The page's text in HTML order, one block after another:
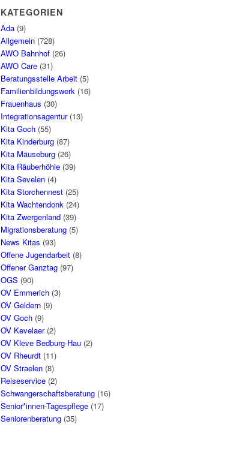
KATEGORIEN
Ada (9)
Allgemein (728)
AWO Bahnhof (26)
AWO Care (31)
Beratungsstelle Arbeit (5)
Familienbildungswerk (16)
Frauenhaus (30)
Integrationsagentur(13)
Kita Goch (55)
Kita Kinderburg (87)
Kita Mäuseburg (26)
Kita Räuberhöhle (39)
Kita Sevelen (4)
Kita Storchennest (25)
Kita Wachtendonk (24)
Kita Zwergenland (39)
Migrationsberatung (5)
News Kitas (93)
Offene Jugendarbeit (8)
Offener Ganztag (97)
OGS (90)
OV Emmerich (3)
OV Geldern (9)
OV Goch (9)
OV Kevelaer(2)
OV Kleve Bedburg-Hau (2)
OV Rheurdt (11)
OV Straelen (8)
Reiseservice (2)
Schwangerschaftsberatung (16)
Senior*innen-Tagespflege (17)
Seniorenberatung (35)